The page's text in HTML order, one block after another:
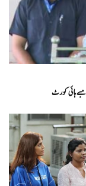
ہائی کورٹ